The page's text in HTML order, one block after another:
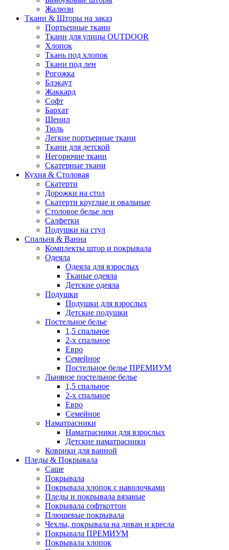
Жалюзи
Ткани & Шторы на заказ
Портьерные ткани
Ткани для улицы OUTDOOR
Хлопок
Ткань под хлопок
Ткани под лен
Рогожка
Блэкаут
Жаккард
Софт
Бархат
Шенил
Тюль
Легкие портьерные ткани
Ткани для детской
Негорючие ткани
Скатерные ткани
Кухня & Столовая
Скатерти
Дорожки на стол
Скатерти круглые и овальные
Столовое белье лен
Салфетки
Подушки на стул
Спальня & Ванна
Комплекты штор и покрывала
Одеяла
Одеяла для взрослых
Тканые одеяла
Детские одеяла
Подушки
Подушки для взрослых
Детские подушки
Постельное белье
1,5 спальное
2-х спальное
Евро
Семейное
Постельное белье ПРЕМИУМ
Льняное постельное белье
1,5 спальное
2-х спальное
Евро
Семейное
Наматрасники
Наматрасники для взрослых
Детские наматрасники
Коврики для ванной
Пледы & Покрывала
Саше
Покрывала
Покрывала хлопок с наволочками
Пледы и покрывала вязаные
Покрывала софткоттон
Плюшевые покрывала
Чехлы, покрывала на диван и кресла
Покрывала ПРЕМИУМ
Покрывала хлопок